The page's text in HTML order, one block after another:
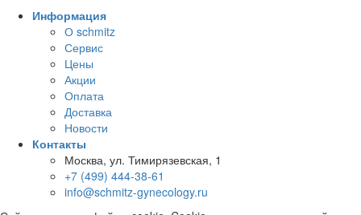
Информация
О schmitz
Сервис
Цены
Акции
Оплата
Доставка
Новости
Контакты
Москва, ул. Тимирязевская, 1
+7 (499) 444-38-61
info@schmitz-gynecology.ru